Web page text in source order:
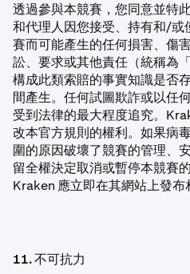
透過參與本競賽，您同意並特
和代理人因您接受、持有和/或
賽而可能產生的任何損害、傷
訟、要求或其他責任（統稱為
構成此類索賠的事實知識是否
間產生。任何試圖欺詐或以任
受到法律的最大程度追究。
改本官方規則的權利。如果病
圍的原因破壞了競賽的管理、
留全權決定取消或暫停本競賽
Kraken 應立即在其網站上發布
11. 不可抗力